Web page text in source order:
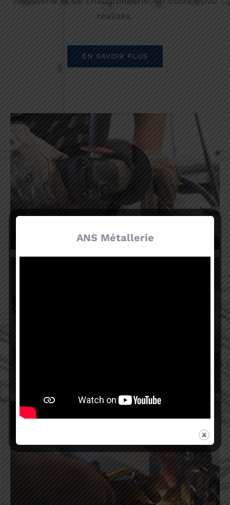
réalisés.
EN SAVOIR PLUS
Pièces mécanosoudées
Découpe laser tube
ANS Métallerie